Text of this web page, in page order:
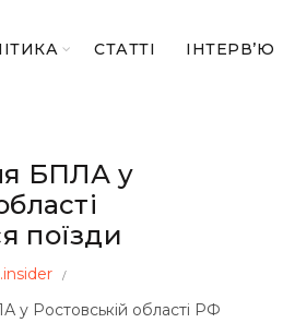
СТАТТІ ІНТЕРВ’Ю
БПЛА у
поїзди
у Ростовській області РФ